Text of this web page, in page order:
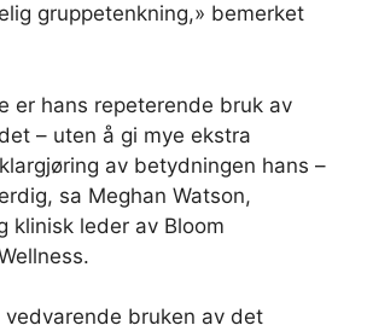
gruppetenkning,» bemerket
er hans repeterende bruk av
– uten å gi mye ekstra
av betydningen hans –
sa Meghan Watson,
klinisk leder av Bloom
vedvarende bruken av det